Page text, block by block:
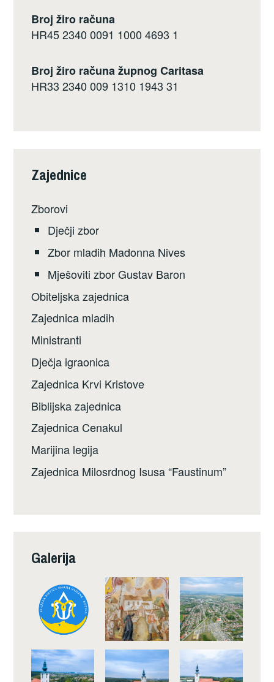
Broj žiro računa
HR45 2340 0091 1000 4693 1
Broj žiro računa župnog Caritasa
HR33 2340 009 1310 1943 31
Zajednice
Zborovi
Dječji zbor
Zbor mladih Madonna Nives
Mješoviti zbor Gustav Baron
Obiteljska zajednica
Zajednica mladih
Ministranti
Dječja igraonica
Zajednica Krvi Kristove
Biblijska zajednica
Zajednica Cenakul
Marijina legija
Zajednica Milosrdnog Isusa “Faustinum”
Galerija